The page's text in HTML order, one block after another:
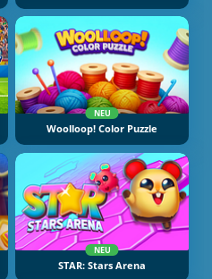
NEU
Woolloop! Color Puzzle
NEU
STAR: Stars Arena